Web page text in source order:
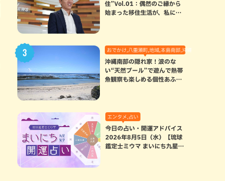
住”Vol.01：偶然のご縁から
始まった移住生活が、私にと
おでかけ,八重瀬町,地域,本島南部,沖縄の海,自然
沖縄南部の隠れ家！波のな
い“天然プール”で遊んで熱帯
魚観察も楽しめる個性あふれ
エンタメ,占い
今日の占い・開運アドバイス
2026年8月5日（水）【琉球
鑑定士ミウマ まいにち九星気